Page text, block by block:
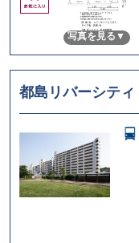
気
り
写真を見る
都島リバーシティ